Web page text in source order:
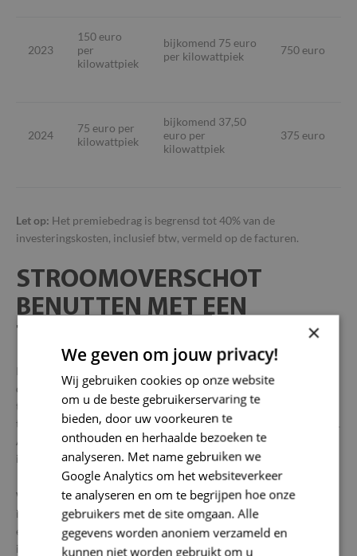
2023
150 euro
per
kilowattpiek
bijkomend 75 euro
per kilowattpiek
750 euro
2024
75 euro per
kilowattpiek
bijkomend 37,50
euro per
kilowattpiek
375 euro
Let op: Het premiebedrag is begrensd tot 40% van de
investeringskosten, inclusief btw, vermeld op de facturen.
STROOMOVERSCHOT
BENUTTEN MET EEN
THUISBATTERIJ
In 2021 werden ruim
dan in 2020. De hoge energieprijzen maken de installatie van een
thuisbatterij interessanter. Ook de afschaffing van de
terugdraaiende teller overtuigde heel wat zonnepaneleneigenaars.
Al betekent dat niet dat zo’n batterij voor iedereen een rendabele
investering is.
Wie de stroom van zijn zonnepanelen niet helemaal verbruikt,
injecteert het stroomoverschot meestal terug in het
elektriciteitsnet. Sinds de afschaffing van de terugdraaiende teller
is dat minder interessant dan vroeger. Met een thuisbatterij kan je
×
We geven om jouw privacy!
Wij gebruiken cookies op onze website
om u de beste gebruikerservaring te
bieden, door uw voorkeuren te
onthouden en herhaalde bezoeken te
analyseren. Met name gebruiken we
Google Analytics om het websiteverkeer
te analyseren en om te begrijpen hoe onze
gebruikers met de site omgaan. Alle
gegevens worden anoniem verzameld en
kunnen niet worden gebruikt om u